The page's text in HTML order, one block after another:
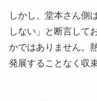
しかし、堂本さん側
しない」と断言して
かではありません。
発展することなく収